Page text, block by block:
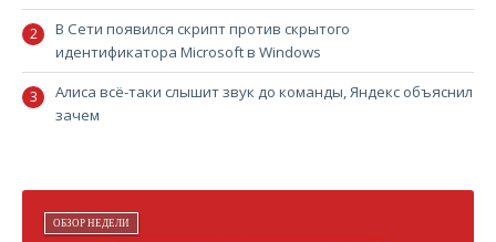
В Сети появился скрипт против скрытого
идентификатора Microsoft в Windows
Алиса всё-таки слышит звук до команды, Яндекс объяснил
зачем
ОБЗОР НЕДЕЛИ